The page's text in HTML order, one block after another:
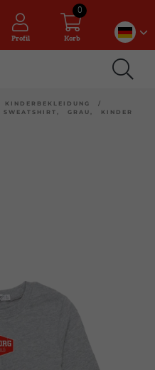
Profil Korb
0
/
GRAU, KINDER